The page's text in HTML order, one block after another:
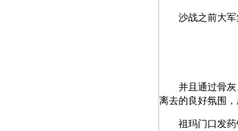
沙战之前大军
并且通过骨灰、
离去的良好氛围，
祖玛门口发药